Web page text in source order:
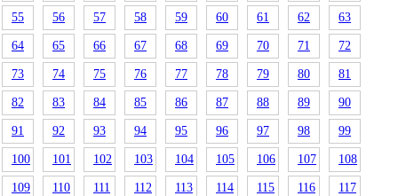
55 56 57 58 59 60 61 62 63
64 65 66 67 68 69 70 71 72
73 74 75 76 77 78 79 80 81
82 83 84 85 86 87 88 89 90
91 92 93 94 95 96 97 98 99
100 101 102 103 104 105 106 107 108
109 110 111 112 113 114 115 116 117